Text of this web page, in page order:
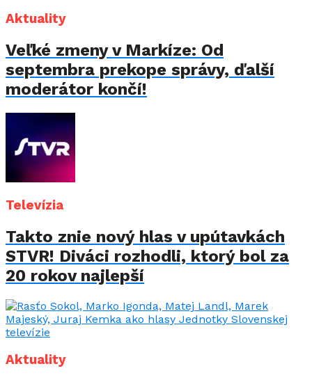
Aktuality
Veľké zmeny v Markíze: Od
septembra prekope správy, ďalší
moderátor končí!
Televízia
Takto znie nový hlas v upútavkách
STVR! Diváci rozhodli, ktorý bol za
20 rokov najlepší
Aktuality